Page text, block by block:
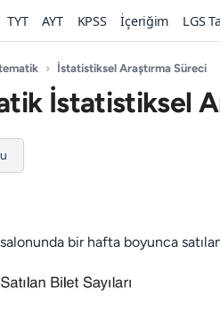
TYT AYT KPSS İçeriğim LGS
› İstatistiksel Araştırma Süreci
İstatistiksel
bir hafta boyunca